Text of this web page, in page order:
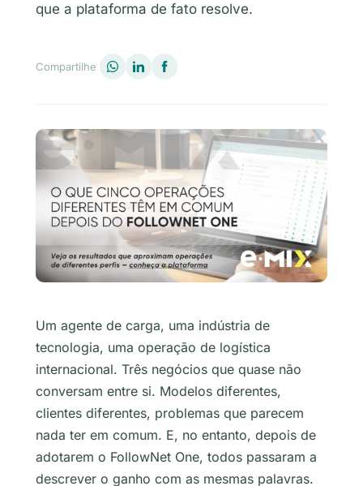
que a plataforma de fato resolve.
Compartilhe
Um agente de carga, uma indústria de
tecnologia, uma operação de logística
internacional. Três negócios que quase não
conversam entre si. Modelos diferentes,
clientes diferentes, problemas que parecem
nada ter em comum. E, no entanto, depois de
adotarem o FollowNet One, todos passaram a
descrever o ganho com as mesmas palavras.